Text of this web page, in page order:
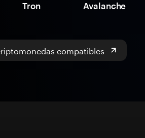
Tron Avalanche
compatibles